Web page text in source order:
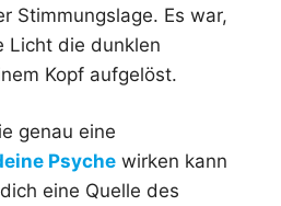
Stimmungslage. Es war,
Licht die dunklen
Kopf aufgelöst.
genau eine
Psyche wirken kann
eine Quelle des